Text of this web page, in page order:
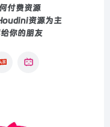
付费资源
资源为主
你的朋友